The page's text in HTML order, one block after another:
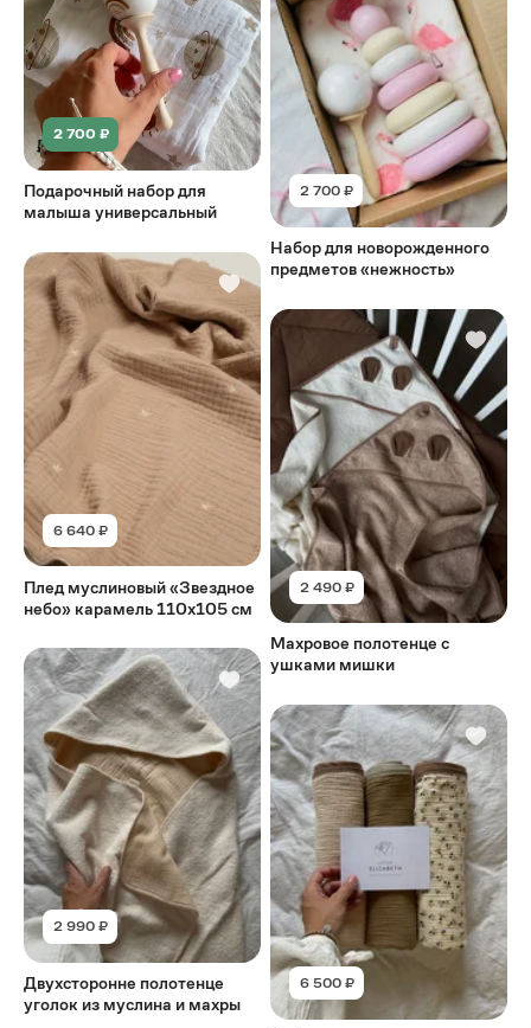
2 700 ₽
Подарочный набор для
малыша универсальный
6 640 ₽
Плед муслиновый «Звездное
небо» карамель 110х105 см
2 990 ₽
Двухсторонне полотенце
уголок из муслина и махры
2 700 ₽
Набор для новорожденного
предметов «нежность»
2 490 ₽
Махровое полотенце с
ушками мишки
6 500 ₽